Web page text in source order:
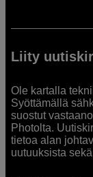
Liity
Ole kartalla
Syöttämällä
suostut
Photolta.
tietoa alan
uutuuksista